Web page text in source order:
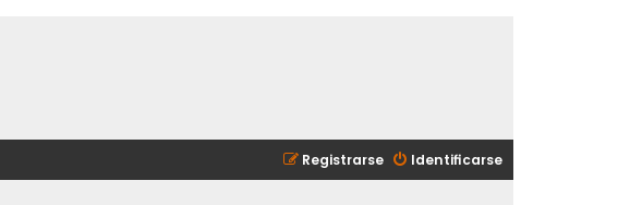
Identificarse
Registrarse